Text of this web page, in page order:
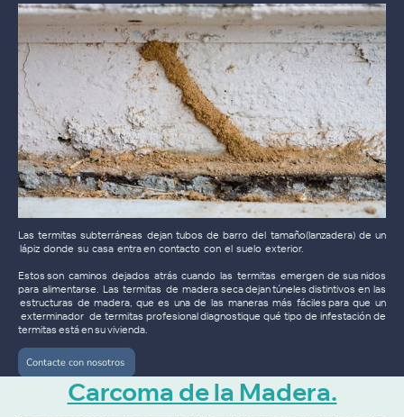
Contacte con nosotros
Las termitas subterráneas dejan tubos de barro del tamaño(lanzadera) de un
lápiz donde su casa entra en contacto con el suelo exterior.
Estos son caminos dejados atrás cuando las termitas emergen de sus nidos
para alimentarse. Las termitas de madera seca dejan túneles distintivos en las
estructuras de madera, que es una de las maneras más fáciles para que un
exterminador de termitas profesional diagnostique qué tipo de infestación de
termitas está en su vivienda.
Carcoma de la Madera.